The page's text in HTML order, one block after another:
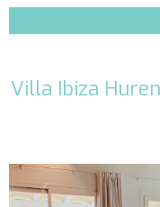
Villa Ibiza